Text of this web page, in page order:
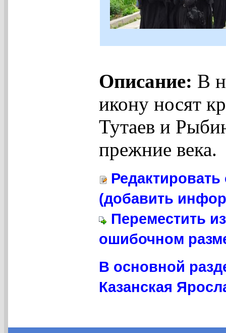
Описание: В
икону носят
Тутаев и
прежние века.
(добавить
Переместить
ошибочном
В основной
Казанская